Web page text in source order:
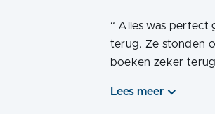
“ Alles was perfect
terug. Ze stonden
boeken zeker
Lees meer